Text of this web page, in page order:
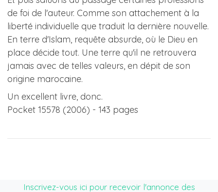
de foi de l'auteur. Comme son attachement à la
liberté individuelle que traduit la dernière nouvelle.
En terre d'Islam, requête absurde, où le Dieu en
place décide tout. Une terre qu'il ne retrouvera
jamais avec de telles valeurs, en dépit de son
origine marocaine.
Un excellent livre, donc.
Pocket 15578 (2006) - 143 pages
Inscrivez-vous ici pour recevoir l'annonce des